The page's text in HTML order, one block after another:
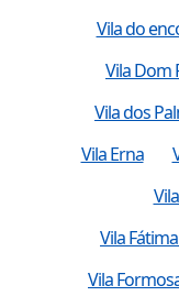
Vila do
Vila Dom
Vila dos
Vila Erna
Vila
Vila